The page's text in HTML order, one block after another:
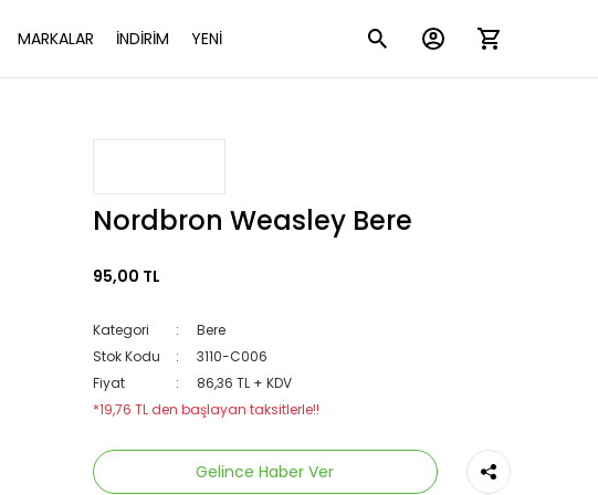
MARKALAR İNDİRİM YENİ
Nordbron Weasley Bere
95,00 TL
Kategori
Bere
Stok Kodu
3110-C006
Fiyat
86,36 TL + KDV
*19,76 TL den başlayan taksitlerle!!
Gelince Haber Ver